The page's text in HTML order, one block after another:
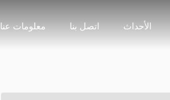
معلومات عنا اتصل بنا الأحداث